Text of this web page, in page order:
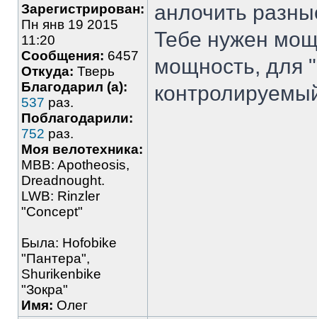
Зарегистрирован:
Пн янв 19 2015
11:20
Сообщения: 6457
Откуда: Тверь
Благодарил (а):
537 раз.
Поблагодарили:
752 раз.
Моя велотехника:
MBB: Apotheosis,
Dreadnought.
LWB: Rinzler
"Concept"
Была: Hofobike
"Пантера",
Shurikenbike
"Зокра"
Имя: Олег
анлочить
Тебе нужен
мощность, для